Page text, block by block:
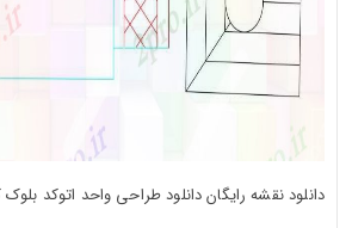
دانلود نقشه رایگان دانلود طراحی واحد اتوکد بلوک کد